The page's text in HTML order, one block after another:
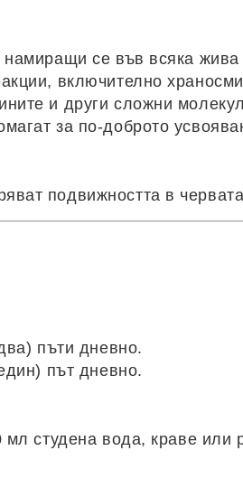
се във всяка жива
включително
и други сложни
за по-доброто
подвижността в
пъти дневно.
път дневно.
студена вода, краве